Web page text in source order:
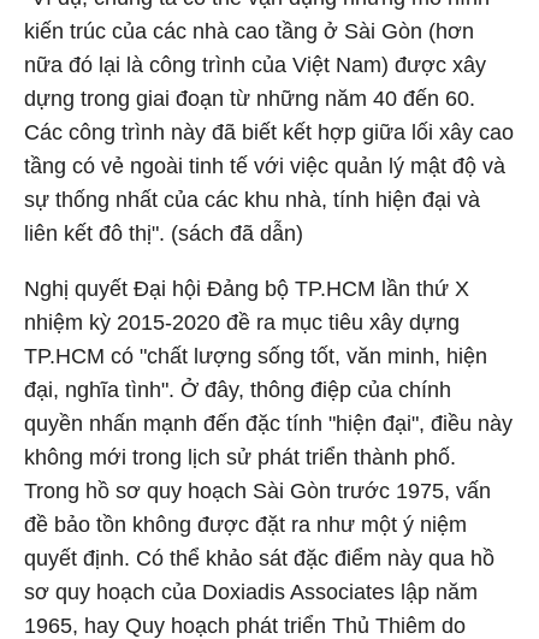
kiến trúc của các nhà cao tầng ở Sài Gòn (hơn
nữa đó lại là công trình của Việt Nam) được xây
dựng trong giai đoạn từ những năm 40 đến 60.
Các công trình này đã biết kết hợp giữa lối xây cao
tầng có vẻ ngoài tinh tế với việc quản lý mật độ và
sự thống nhất của các khu nhà, tính hiện đại và
liên kết đô thị". (sách đã dẫn)
Nghị quyết Đại hội Đảng bộ TP.HCM lần thứ X
nhiệm kỳ 2015-2020 đề ra mục tiêu xây dựng
TP.HCM có "chất lượng sống tốt, văn minh, hiện
đại, nghĩa tình". Ở đây, thông điệp của chính
quyền nhấn mạnh đến đặc tính "hiện đại", điều này
không mới trong lịch sử phát triển thành phố.
Trong hồ sơ quy hoạch Sài Gòn trước 1975, vấn
đề bảo tồn không được đặt ra như một ý niệm
quyết định. Có thể khảo sát đặc điểm này qua hồ
sơ quy hoạch của Doxiadis Associates lập năm
1965, hay Quy hoạch phát triển Thủ Thiêm do